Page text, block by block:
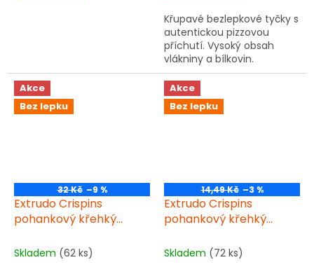
Křupavé bezlepkové tyčky s
autentickou pizzovou
příchutí. Vysoký obsah
vlákniny a bílkovin.
Extrudovaný výrobek z
rýžové a kukuřičné mouky
se sušeným sýrem a
oreganem.
Akce
Bez lepku
32 Kč –9 %
Extrudo Crispins
pohankový křehký
Skladem (62 ks)
Akce
Bez lepku
14,49 Kč –3 %
Extrudo Crispins
pohankový křehký
Skladem (72 ks)